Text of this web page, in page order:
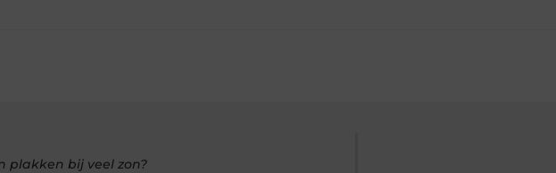
plakken bij veel zon?